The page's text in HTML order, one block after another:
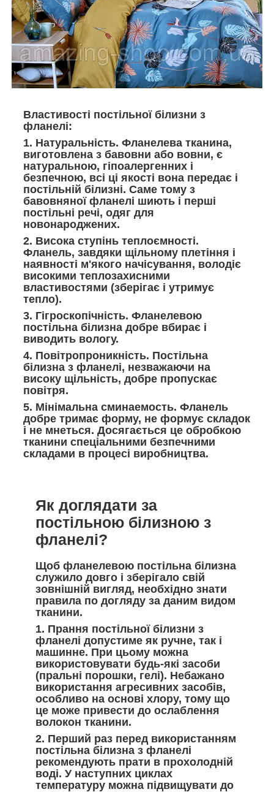
Властивості постільної білизни з
фланелі:
1. Натуральність. Фланелева тканина,
виготовлена з бавовни або вовни, є
натуральною, гіпоалергенних і
безпечною, всі ці якості вона передає і
постільній білизні. Саме тому з
бавовняної фланелі шиють і перші
постільні речі, одяг для
новонароджених.
2. Висока ступінь теплоємності.
Фланель, завдяки щільному плетіння і
наявності м'якого начісування, володіє
високими теплозахисними
властивостями (зберігає і утримує
тепло).
3. Гігроскопічність. Фланелевою
постільна білизна добре вбирає і
виводить вологу.
4. Повітропроникність. Постільна
білизна з фланелі, незважаючи на
високу щільність, добре пропускає
повітря.
5. Мінімальна сминаемость. Фланель
добре тримає форму, не формує складок
і не мнеться. Досягається це обробкою
тканини спеціальними безпечними
складами в процесі виробництва.
Як доглядати за
постільною білизною з
фланелі?
Щоб фланелевою постільна білизна
служило довго і зберігало свій
зовнішній вигляд, необхідно знати
правила по догляду за даним видом
тканини.
1. Прання постільної білизни з
фланелі допустиме як ручне, так і
машинне. При цьому можна
використовувати будь-які засоби
(пральні порошки, гелі). Небажано
використання агресивних засобів,
особливо на основі хлору, тому що
це може привести до ослаблення
волокон тканини.
2. Перший раз перед використанням
постільна білизна з фланелі
рекомендують прати в прохолодній
воді. У наступних циклах
температуру можна підвищувати до